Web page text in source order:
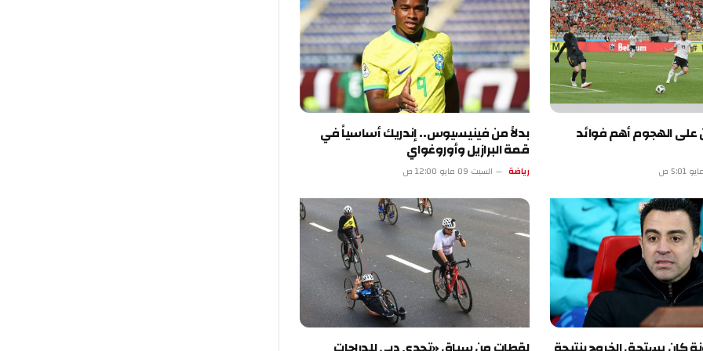
أهم فوائد بدلاً من فينيسيوس.. إندريك أساسياً في
قمة البرازيل وأوروغواي
السبت 09 مايو 12:00 ص